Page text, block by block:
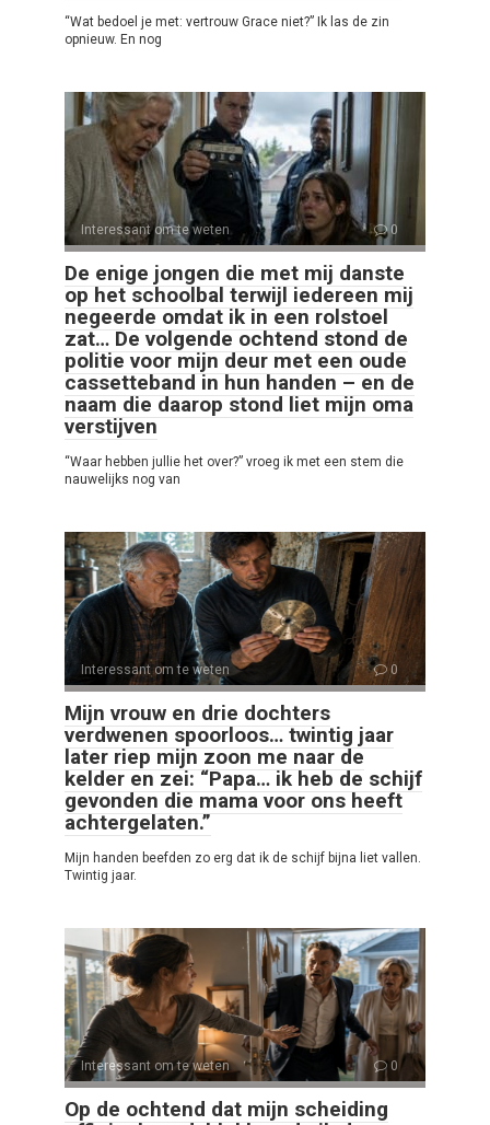
“Wat bedoel je met: vertrouw Grace niet?” Ik las de zin
opnieuw. En nog
Interessant om te weten 0
De enige jongen die met mij danste
op het schoolbal terwijl iedereen mij
negeerde omdat ik in een rolstoel
zat… De volgende ochtend stond de
politie voor mijn deur met een oude
cassetteband in hun handen – en de
naam die daarop stond liet mijn oma
verstijven
“Waar hebben jullie het over?” vroeg ik met een stem die
nauwelijks nog van
Interessant om te weten 0
Mijn vrouw en drie dochters
verdwenen spoorloos… twintig jaar
later riep mijn zoon me naar de
kelder en zei: “Papa… ik heb de schijf
gevonden die mama voor ons heeft
achtergelaten.”
Mijn handen beefden zo erg dat ik de schijf bijna liet vallen.
Twintig jaar.
Interessant om te weten 0
Op de ochtend dat mijn scheiding